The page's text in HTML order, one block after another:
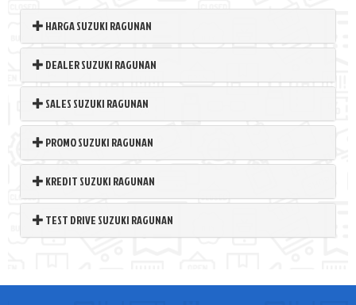
HARGA SUZUKI RAGUNAN
DEALER SUZUKI RAGUNAN
SALES SUZUKI RAGUNAN
PROMO SUZUKI RAGUNAN
KREDIT SUZUKI RAGUNAN
TEST DRIVE SUZUKI RAGUNAN